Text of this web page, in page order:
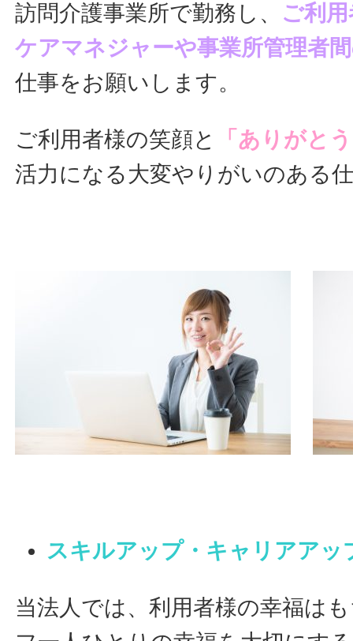
訪問介護事業所で勤務し、 ご利
ケアマネジャーや事業所管理者
仕事をお願いします。
ご利用者様の笑顔と
「ありがと
活力になる大変やりがいのある
スキルアップ・キャリアアッ
当法人では、利用者様の幸福は